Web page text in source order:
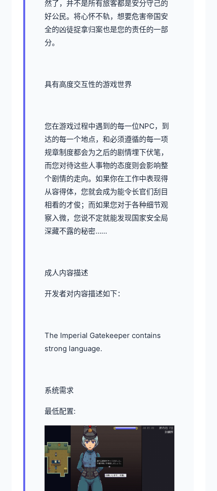
然了，并不是所有旅客都是安分守己的
好公民。将心怀不轨，想要危害帝国安
全的凶徒捉拿归案也是您的责任的一部
分。
具有高度交互性的游戏世界
您在游戏过程中遇到的每一位NPC，到
达的每一个地点，和必须遵循的每一项
规章制度都会为之后的剧情埋下伏笔，
而您对待这些人事物的态度则会影响整
个剧情的走向。如果你在工作中表现得
从容得体，您就会成为能令长官们刮目
相看的才俊；而如果您对于各种细节观
察入微，您说不定就能发现国家安全局
深藏不露的秘密……
成人内容描述
开发者对内容描述如下：
The Imperial Gatekeeper contains
strong language.
系统需求
最低配置: